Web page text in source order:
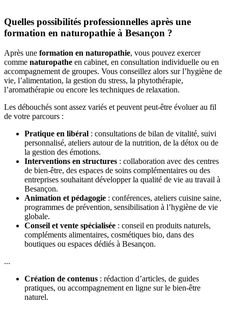
Quelles possibilités professionnelles après une
formation en naturopathie à Besançon ?
Après une formation en naturopathie, vous pouvez exercer
comme naturopathe en cabinet, en consultation individuelle ou en
accompagnement de groupes. Vous conseillez alors sur l’hygiène de
vie, l’alimentation, la gestion du stress, la phytothérapie,
l’aromathérapie ou encore les techniques de relaxation.
Les débouchés sont assez variés et peuvent peut-être évoluer au fil
de votre parcours :
Pratique en libéral : consultations de bilan de vitalité, suivi
personnalisé, ateliers autour de la nutrition, de la détox ou de
la gestion des émotions.
Interventions en structures : collaboration avec des centres
de bien-être, des espaces de soins complémentaires ou des
entreprises souhaitant développer la qualité de vie au travail à
Besançon.
Animation et pédagogie : conférences, ateliers cuisine saine,
programmes de prévention, sensibilisation à l’hygiène de vie
globale.
Conseil et vente spécialisée : conseil en produits naturels,
compléments alimentaires, cosmétiques bio, dans des
boutiques ou espaces dédiés à Besançon.
...
Création de contenus : rédaction d’articles, de guides
pratiques, ou accompagnement en ligne sur le bien-être
naturel.